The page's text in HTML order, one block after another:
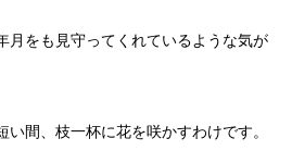
月をも見守ってくれているような気が
間、枝一杯に花を咲かすわけです。